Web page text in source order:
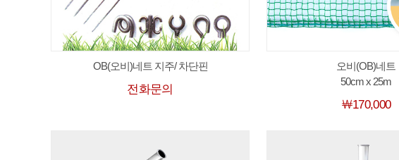
OB(오비)네트 지주/ 차단핀
전화문의
오비(OB)네트
50cm x 25m
￦170,000